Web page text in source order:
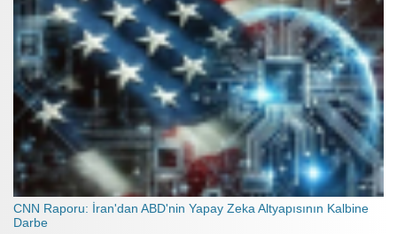
CNN Raporu: İran'dan ABD'nin Yapay Zeka Altyapısının Kalbine
Darbe